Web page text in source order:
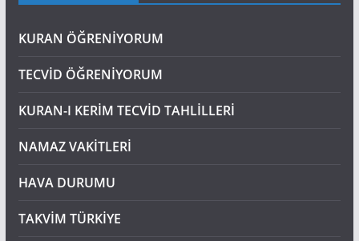
KURAN ÖĞRENİYORUM
TECVİD ÖĞRENİYORUM
KURAN-I KERİM TECVİD TAHLİLLERİ
NAMAZ VAKİTLERİ
HAVA DURUMU
TAKVİM TÜRKİYE